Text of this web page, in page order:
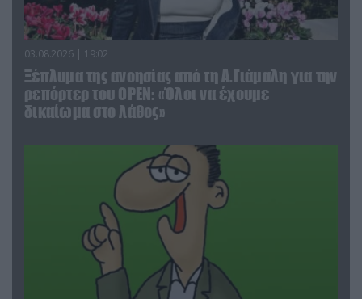
03.08.2026 | 19:02
Ξέπλυμα της ανοησίας από τη Α.Γιάμαλη για την
ρεπόρτερ του ΟΡΕΝ: «Όλοι να έχουμε
δικαίωμα στο λάθος»